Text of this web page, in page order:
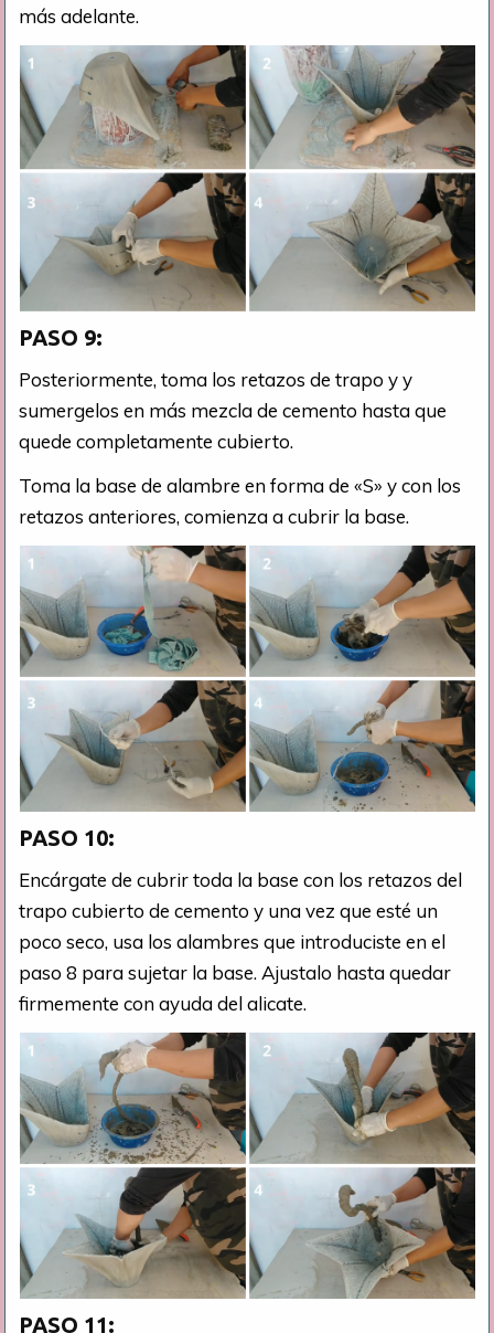
más adelante.
PASO 9:
Posteriormente, toma los retazos de trapo y y
sumergelos en más mezcla de cemento hasta que
quede completamente cubierto.
Toma la base de alambre en forma de «S» y con los
retazos anteriores, comienza a cubrir la base.
PASO 10:
Encárgate de cubrir toda la base con los retazos del
trapo cubierto de cemento y una vez que esté un
poco seco, usa los alambres que introduciste en el
paso 8 para sujetar la base. Ajustalo hasta quedar
firmemente con ayuda del alicate.
PASO 11: